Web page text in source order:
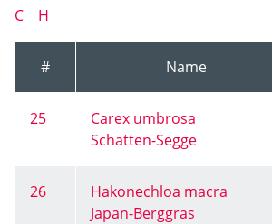
C H
# Name
25
Carex umbrosa
Schatten-Segge
26
Hakonechloa macra
Japan-Berggras